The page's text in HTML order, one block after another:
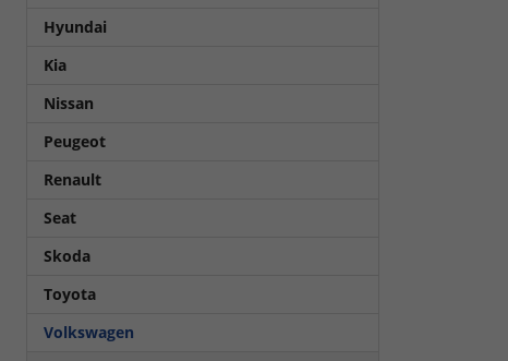
Hyundai
Kia
Nissan
Peugeot
Renault
Seat
Skoda
Toyota
Volkswagen